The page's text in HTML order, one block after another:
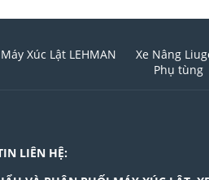
Máy Xúc Lật LEHMAN
Xe Nâng
Phụ tùng
LIÊN HỆ: